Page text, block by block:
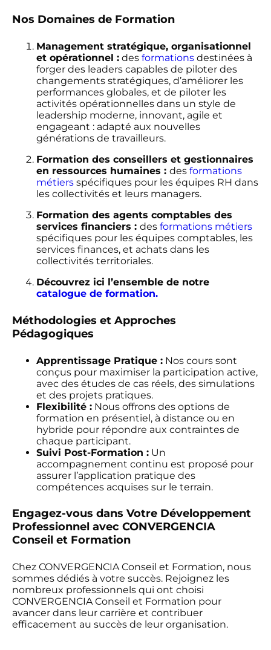
Nos Domaines de Formation
Management stratégique, organisationnel
et opérationnel : des formations destinées à
forger des leaders capables de piloter des
changements stratégiques, d’améliorer les
performances globales, et de piloter les
activités opérationnelles dans un style de
leadership moderne, innovant, agile et
engageant : adapté aux nouvelles
générations de travailleurs.
Formation des conseillers et gestionnaires
en ressources humaines : des formations
métiers spécifiques pour les équipes RH dans
les collectivités et leurs managers.
Formation des agents comptables des
services financiers : des formations métiers
spécifiques pour les équipes comptables, les
services finances, et achats dans les
collectivités territoriales.
Découvrez ici l’ensemble de notre
catalogue de formation.
Méthodologies et Approches
Pédagogiques
Apprentissage Pratique : Nos cours sont
conçus pour maximiser la participation active,
avec des études de cas réels, des simulations
et des projets pratiques.
Flexibilité : Nous offrons des options de
formation en présentiel, à distance ou en
hybride pour répondre aux contraintes de
chaque participant.
Suivi Post-Formation : Un
accompagnement continu est proposé pour
assurer l’application pratique des
compétences acquises sur le terrain.
Engagez-vous dans Votre Développement
Professionnel avec CONVERGENCIA
Conseil et Formation
Chez CONVERGENCIA Conseil et Formation, nous
sommes dédiés à votre succès. Rejoignez les
nombreux professionnels qui ont choisi
CONVERGENCIA Conseil et Formation pour
avancer dans leur carrière et contribuer
efficacement au succès de leur organisation.